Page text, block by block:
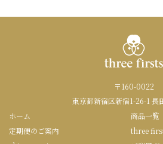
〒160-0022
東京都新宿区新宿1-26-1 長
ホーム
商品一覧
定期便のご案内
three